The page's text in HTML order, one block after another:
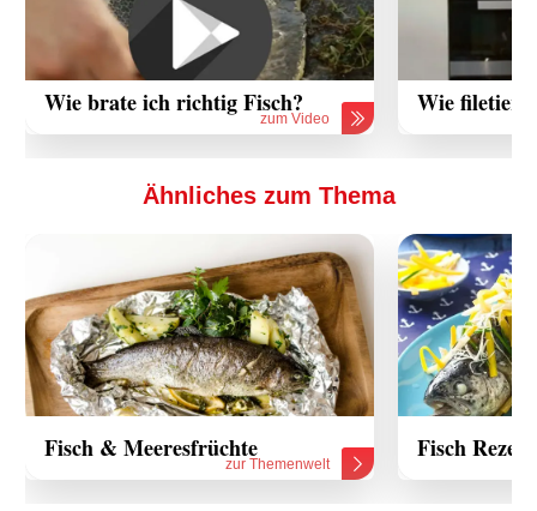
Wie brate ich richtig Fisch?
zum Video
Wie filetiert
Ähnliches zum Thema
Fisch & Meeresfrüchte
zur Themenwelt
Fisch